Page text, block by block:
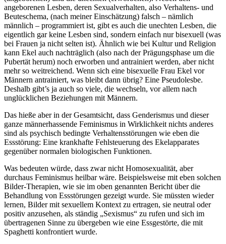
angeborenen Lesben, deren Sexualverhalten, also Verhaltens- und
Beuteschema, (nach meiner Einschätzung) falsch – nämlich
männlich – programmiert ist, gibt es auch die unechten Lesben, die
eigentlich gar keine Lesben sind, sondern einfach nur bisexuell (was
bei Frauen ja nicht selten ist). Ähnlich wie bei Kultur und Religion
kann Ekel auch nachträglich (also nach der Prägungsphase um die
Pubertät herum) noch erworben und antrainiert werden, aber nicht
mehr so weitreichend. Wenn sich eine bisexuelle Frau Ekel vor
Männern antrainiert, was bleibt dann übrig? Eine Pseudolesbe.
Deshalb gibt’s ja auch so viele, die wechseln, vor allem nach
unglücklichen Beziehungen mit Männern.
Das hieße aber in der Gesamtsicht, dass Genderismus und dieser
ganze männerhassende Feminismus in Wirklichkeit nichts anderes
sind als psychisch bedingte Verhaltensstörungen wie eben die
Essstörung: Eine krankhafte Fehlsteuerung des Ekelapparates
gegenüber normalen biologischen Funktionen.
Was bedeuten würde, dass zwar nicht Homosexualität, aber
durchaus Feminismus heilbar wäre. Beispielsweise mit eben solchen
Bilder-Therapien, wie sie im oben genannten Bericht über die
Behandlung von Essstörungen gezeigt wurde. Sie müssten wieder
lernen, Bilder mit sexuellem Kontext zu ertragen, sie neutral oder
positiv anzusehen, als ständig „Sexismus“ zu rufen und sich im
übertragenen Sinne zu übergeben wie eine Essgestörte, die mit
Spaghetti konfrontiert wurde.